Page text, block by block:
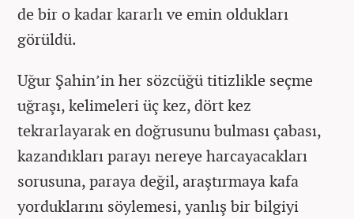
de bir o kadar kararlı ve emin oldukları
görüldü.
Uğur Şahin’in her sözcüğü titizlikle seçme
uğraşı, kelimeleri üç kez, dört kez
tekrarlayarak en doğrusunu bulması çabası,
kazandıkları parayı nereye harcayacakları
sorusuna, paraya değil, araştırmaya kafa
yorduklarını söylemesi, yanlış bir bilgiyi